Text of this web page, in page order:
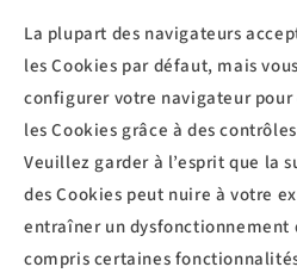
La plupart des navigateurs
les Cookies par défaut, mais
configurer votre navigateur
les Cookies grâce à des
Veuillez garder à l’esprit que la
des Cookies peut nuire à votre
entraîner un dysfonctionnement
compris certaines